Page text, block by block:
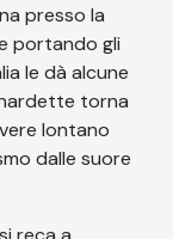
presso la
portando gli
le dà alcune
torna
lontano
dalle suore